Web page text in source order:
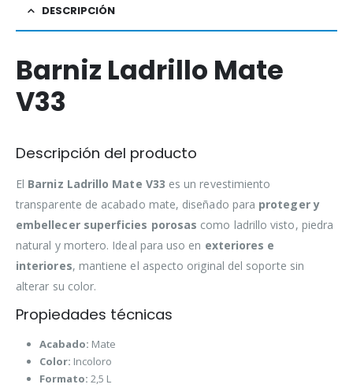
DESCRIPCIÓN
Barniz Ladrillo Mate
V33
Descripción del producto
El Barniz Ladrillo Mate V33 es un revestimiento
transparente de acabado mate, diseñado para proteger y
embellecer superficies porosas como ladrillo visto, piedra
natural y mortero. Ideal para uso en exteriores e
interiores, mantiene el aspecto original del soporte sin
alterar su color.
Propiedades técnicas
Acabado: Mate
Color: Incoloro
Formato: 2,5 L